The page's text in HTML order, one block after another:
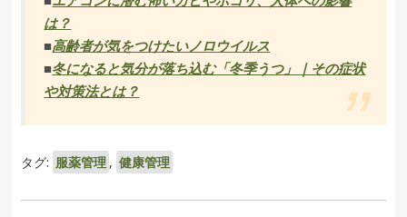
は？
■高齢者が気をつけたいノロウイルス
■冬になると気分が落ち込む「冬季うつ」｜その症状
や対策法とは？
タグ: 服薬管理 , 健康管理